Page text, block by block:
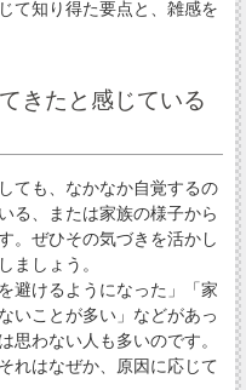
て知り得た要点と、雑感を
きたと感じている
ても、なかなか自覚するの
る、または家族の様子から
。ぜひその気づきを活かし
ましょう。
避けるようになった」「家
いことが多い」などがあっ
思わない人も多いのです。
れはなぜか、原因に応じて